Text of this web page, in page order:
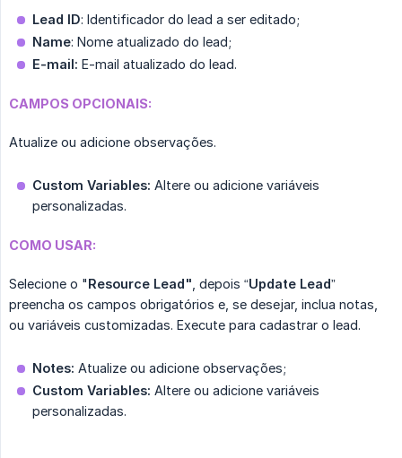
Lead ID: Identificador do lead a ser editado;
Name: Nome atualizado do lead;
E-mail: E-mail atualizado do lead.
CAMPOS OPCIONAIS:
Atualize ou adicione observações.
Custom Variables: Altere ou adicione variáveis
personalizadas.
COMO USAR:
Selecione o "Resource Lead" , depois “Update Lead”
preencha os campos obrigatórios e, se desejar, inclua notas,
ou variáveis customizadas. Execute para cadastrar o lead.
Notes: Atualize ou adicione observações;
Custom Variables: Altere ou adicione variáveis
personalizadas.